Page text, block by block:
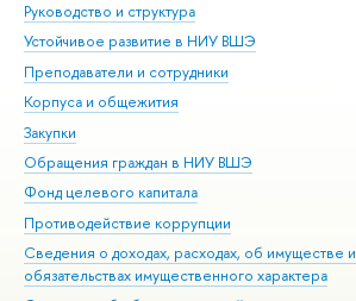
Руководство и структура
Устойчивое развитие в НИУ ВШЭ
Преподаватели и сотрудники
Корпуса и общежития
Закупки
Обращения граждан в НИУ ВШЭ
Фонд целевого капитала
Противодействие коррупции
Сведения о доходах, расходах, об имуществе и
обязательствах имущественного характера